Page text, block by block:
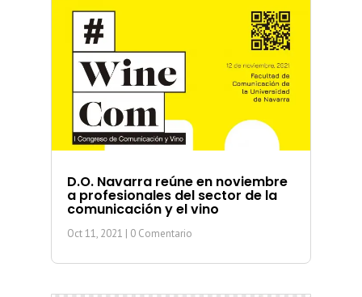
D.O. Navarra reúne en noviembre
a profesionales del sector de la
comunicación y el vino
Oct 11, 2021 | 0 Comentario